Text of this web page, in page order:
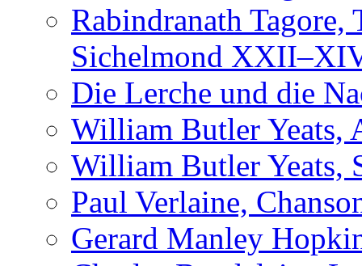
Rabindranath Tagore,
Sichelmond
Die Lerche und die
William Butler Yeats,
William Butler Yeats,
Paul Verlaine,
Gerard Manley